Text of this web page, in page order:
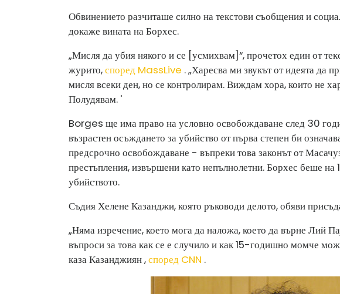
Обвинението разчиташе силно на текстови съобщения и
докаже вината на Борхес.
„Мисля да убия някого и се [усмихвам]“, прочетох един от
журито,според MassLive . „Харесва ми звукът от идеята да
мисля всеки ден, но се контролирам. Виждам хора, които не
Полудявам. '
Borges ще има право на условно освобождаване след 30
възрастен осъждането за убийство от първа степен би
предсрочно освобождаване - въпреки това законът от
престъпления, извършени като непълнолетни. Борхес беше на
убийството.
Съдия Хелене Казанджи, която ръководи делото, обяви
„Няма изречение, което мога да наложа, което да върне Лий
въпроси за това как се е случило и как 15-годишно момче
каза Казанджиян ,според CNN .